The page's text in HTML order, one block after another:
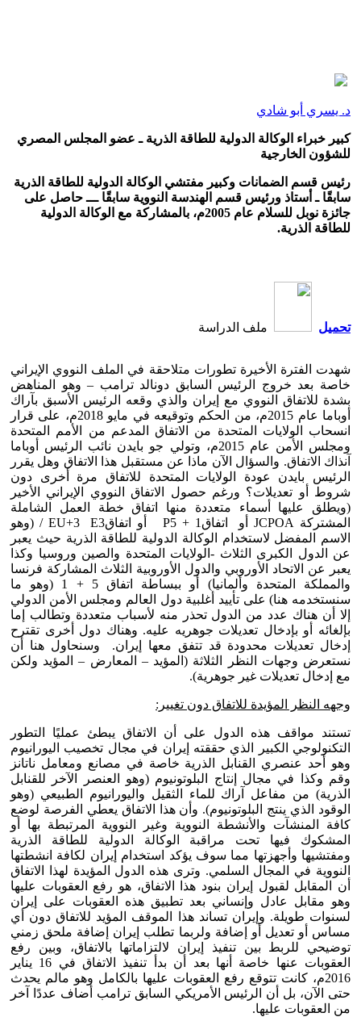
د. يسري أبو شادي
كبير خبراء الوكالة الدولية للطاقة الذرية ـ عضو المجلس المصري
للشؤون الخارجية
رئيس قسم الضمانات وكبير مفتشي الوكالة الدولية للطاقة الذرية
سابقًا ـ أستاذ ورئيس قسم الهندسة النووية سابقًا ـــ حاصل على
جائزة نوبل للسلام عام 2005م، بالمشاركة مع الوكالة الدولية
للطاقة الذرية.
تحميل ملف الدراسة
شهدت الفترة الأخيرة تطورات متلاحقة في الملف النووي الإيراني
خاصة بعد خروج الرئيس السابق دونالد ترامب – وهو المناهض
بشدة للاتفاق النووي مع إيران والذي وقعه الرئيس الأسبق بآراك
أوباما عام 2015م، من الحكم وتوقيعه في مايو 2018م، على قرار
انسحاب الولايات المتحدة من الاتفاق المدعم من الأمم المتحدة
ومجلس الأمن عام 2015م، وتولي جو بايدن نائب الرئيس أوباما
آنذاك الاتفاق. والسؤال الآن ماذا عن مستقبل هذا الاتفاق وهل يقرر
الرئيس بايدن عودة الولايات المتحدة للاتفاق مرة أخرى دون
شروط أو تعديلات؟ ورغم حصول الاتفاق النووي الإيراني الأخير
(ويطلق عليها أسماء متعددة منها اتفاق خطة العمل الشاملة
المشتركة JCPOA أو اتفاقP5 + 1 أو اتفاقEU+3 E3 / (وهو
الاسم المفضل لاستخدام الوكالة الدولية للطاقة الذرية حيث يعبر
عن الدول الكبرى الثلاث -الولايات المتحدة والصين وروسيا وكذا
يعبر عن الاتحاد الأوروبي والدول الأوروبية الثلاث المشاركة فرنسا
والمملكة المتحدة وألمانيا) أو ببساطة اتفاق 5 + 1 (وهو ما
سنستخدمه هنا) على تأييد أغلبية دول العالم ومجلس الأمن الدولي
إلا أن هناك عدد من الدول تحذر منه لأسباب متعددة وتطالب إما
بإلغائه أو بإدخال تعديلات جوهريه عليه. وهناك دول أخرى تقترح
إدخال تعديلات محدودة قد تتفق معها إيران. وسنحاول هنا أن
نستعرض وجهات النظر الثلاثة (المؤيد – المعارض – المؤيد ولكن
مع إدخال تعديلات غير جوهرية).
وجهه النظر المؤيدة للاتفاق دون تغيير:
تستند مواقف هذه الدول على أن الاتفاق يبطئ عمليًا التطور
التكنولوجي الكبير الذي حققته إيران في مجال تخصيب اليورانيوم
وهو أحد عنصري القنابل الذرية خاصة في مصانع ومعامل ناتانز
وقم وكذا في مجال إنتاج البلوتونيوم (وهو العنصر الآخر للقنابل
الذرية) من مفاعل آراك للماء الثقيل واليورانيوم الطبيعي (وهو
الوقود الذي ينتج البلوتونيوم). وأن هذا الاتفاق يعطي الفرصة لوضع
كافة المنشآت والأنشطة النووية وغير النووية المرتبطة بها أو
المشكوك فيها تحت مراقبة الوكالة الدولية للطاقة الذرية
ومفتشيها وأجهزتها مما سوف يؤكد استخدام إيران لكافة انشطتها
النووية في المجال السلمي. وترى هذه الدول المؤيدة لهذا الاتفاق
أن المقابل لقبول إيران بنود هذا الاتفاق، هو رفع العقوبات عليها
وهو مقابل عادل وإنساني بعد تطبيق هذه العقوبات على إيران
لسنوات طويلة. وإيران تساند هذا الموقف المؤيد للاتفاق دون أي
مساس أو تعديل أو إضافة ولربما تطلب إيران إضافة ملحق زمني
توضيحي للربط بين تنفيذ إيران لالتزاماتها بالاتفاق، وبين رفع
العقوبات عنها خاصة أنها بعد أن بدأ تنفيذ الاتفاق في 16 يناير
2016م، كانت تتوقع رفع العقوبات عليها بالكامل وهو مالم يحدث
حتى الآن، بل أن الرئيس الأمريكي السابق ترامب أضاف عددًا آخر
من العقوبات عليها.